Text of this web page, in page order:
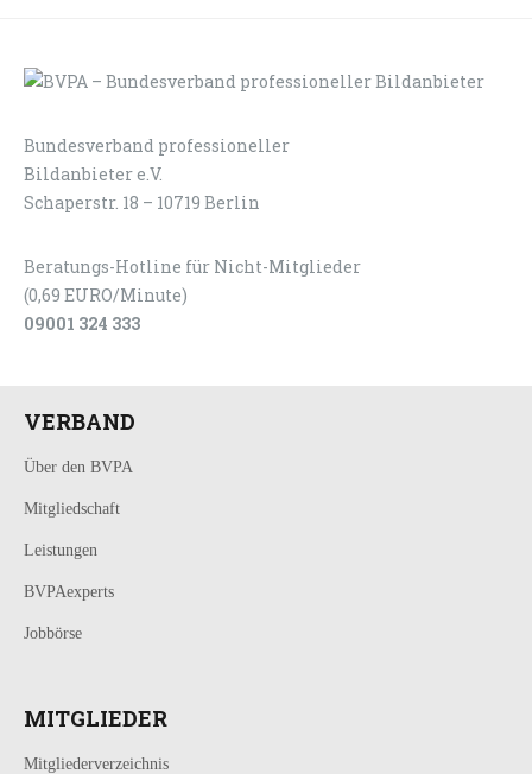
Bundesverband professioneller
Bildanbieter e.V.
Schaperstr. 18 – 10719 Berlin
Beratungs-Hotline für Nicht-Mitglieder
(0,69 EURO/Minute)
09001 324 333
VERBAND
Über den BVPA
Mitgliedschaft
Leistungen
BVPAexperts
Jobbörse
MITGLIEDER
Mitgliederverzeichnis